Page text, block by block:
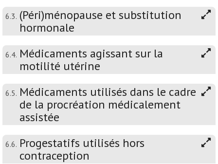
6.3. (Péri)ménopause et substitution
hormonale
6.4. Médicaments agissant sur la
motilité utérine
6.5. Médicaments utilisés dans le cadre
de la procréation médicalement
assistée
6.6. Progestatifs utilisés hors
contraception